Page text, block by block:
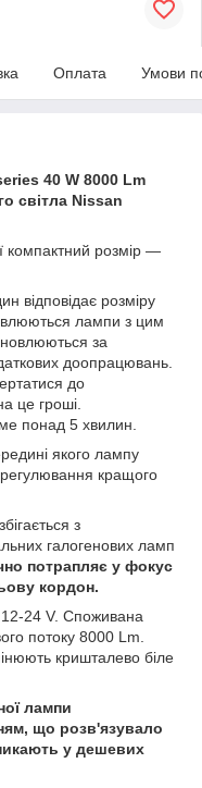
Оплата Умови
40 W 8000 Lm
світла Nissan
компактний розмір —
відповідає розміру
лампи з цим
за
доопрацювань.
до
це гроші.
понад 5 хвилин.
якого лампу
кращого
з
галогенових ламп
потрапляє у фокус
кордон.
24 V. Споживана
потоку 8000 Lm.
кришталево біле
лампи
що розв'язувало
у дешевих